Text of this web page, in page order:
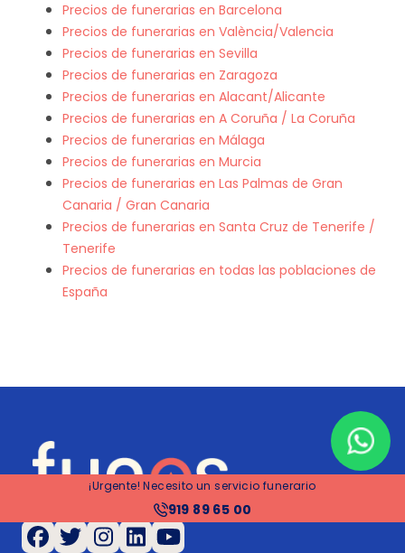
¡Urgente! Necesito un servicio funerario
919 89 65 00
Precios de funerarias en Barcelona
Precios de funerarias en València/Valencia
Precios de funerarias en Sevilla
Precios de funerarias en Zaragoza
Precios de funerarias en Alacant/Alicante
Precios de funerarias en A Coruña / La Coruña
Precios de funerarias en Málaga
Precios de funerarias en Murcia
Precios de funerarias en Las Palmas de Gran
Canaria / Gran Canaria
Precios de funerarias en Santa Cruz de Tenerife /
Tenerife
Precios de funerarias en todas las poblaciones de
España